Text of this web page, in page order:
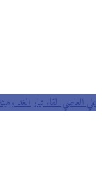
العاصي: لقاء تيار الغد